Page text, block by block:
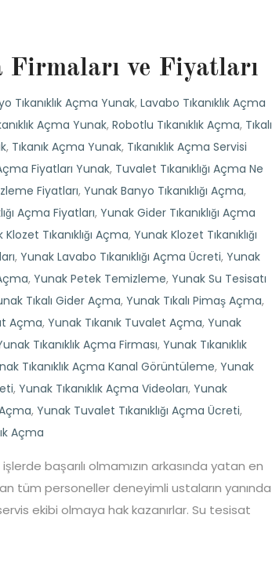
Firmaları ve Fiyatları
Tıkanıklık Açma Yunak, Lavabo Tıkanıklık Açma
Açma Yunak, Robotlu Tıkanıklık Açma, Tıkalı
, Tıkanık Açma Yunak, Tıkanıklık Açma Servisi
Fiyatları Yunak, Tuvalet Tıkanıklığı Açma Ne
Fiyatları, Yunak Banyo Tıkanıklığı Açma,
Açma Fiyatları, Yunak Gider Tıkanıklığı Açma
Tıkanıklığı Açma, Yunak Klozet Tıkanıklığı
, Yunak Lavabo Tıkanıklığı Açma Ücreti, Yunak
, Yunak Petek Temizleme, Yunak Su Tesisatı
Tıkalı Gider Açma, Yunak Tıkalı Pimaş Açma,
Açma, Yunak Tıkanık Tuvalet Açma, Yunak
Tıkanıklık Açma Firması, Yunak Tıkanıklık
Tıkanıklık Açma Kanal Görüntüleme, Yunak
, Yunak Tıkanıklık Açma Videoları, Yunak
, Yunak Tuvalet Tıkanıklığı Açma Ücreti,
Açma
işlerde başarılı olmamızın arkasında yatan en
tüm personeller deneyimli ustaların yanında
ekibi olmaya hak kazanırlar. Su tesisat